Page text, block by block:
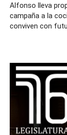
Alfonso lleva
campaña a la
conviven con